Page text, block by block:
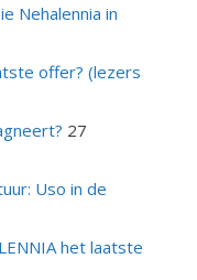
Nehalennia in
offer? (lezers
27
Uso in de
het laatste